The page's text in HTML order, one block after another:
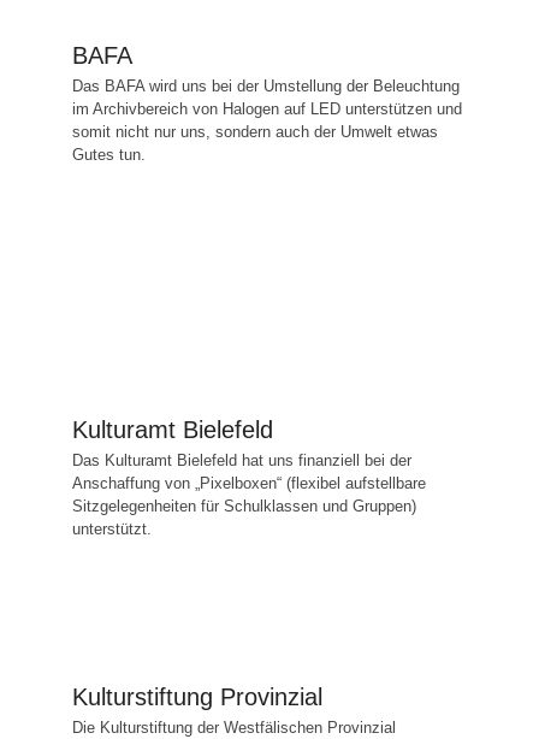
BAFA
Das BAFA wird uns bei der Umstellung der Beleuchtung
im Archivbereich von Halogen auf LED unterstützen und
somit nicht nur uns, sondern auch der Umwelt etwas
Gutes tun.
Kulturamt Bielefeld
Das Kulturamt Bielefeld hat uns finanziell bei der
Anschaffung von „Pixelboxen“ (flexibel aufstellbare
Sitzgelegenheiten für Schulklassen und Gruppen)
unterstützt.
Kulturstiftung Provinzial
Die Kulturstiftung der Westfälischen Provinzial